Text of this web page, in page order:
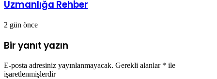
Uzmanlığa Rehber
2 gün önce
Bir yanıt yazın
E-posta adresiniz yayınlanmayacak. Gerekli alanlar * ile
işaretlenmişlerdir